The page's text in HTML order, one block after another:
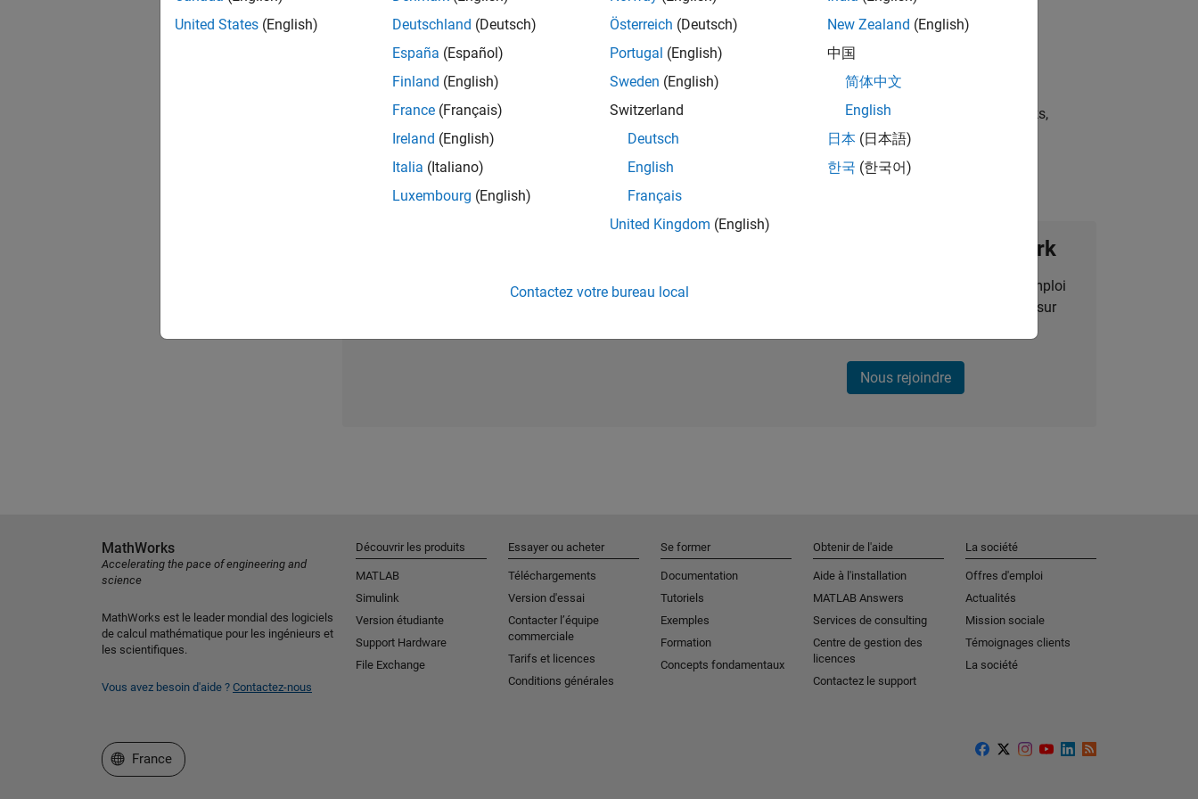
opportunités de votre région.
Senior Software Quality Engineer
Senior Software Quality Engineer
FR-Meudon| Ingénierie de la qualité | Expérimenté(e)
Leverage your C/C++ development skills to design and develop test strategies, scalable test frameworks,
automated test suites, Hands-on testing for Polyspace.
1
Rejoignez notre Talent Network
Recevez des alertes pour des opportunités d'emploi
personnalisées, des articles et des actualités sur
Nous rejoindre
United States (English)
Deutschland (Deutsch)
España (Español)
Finland (English)
France (Français)
Ireland (English)
Italia (Italiano)
Luxembourg (English)
Österreich (Deutsch)
Portugal (English)
Sweden (English)
Switzerland
Deutsch
English
Français
United Kingdom (English)
New Zealand (English)
中国
简体中文
English
日本 (日本語)
한국 (한국어)
Contactez votre bureau local
MathWorks
Accelerating the pace of engineering and
science
MathWorks est le leader mondial des logiciels
de calcul mathématique pour les ingénieurs et
les scientifiques.
Vous avez besoin d'aide ? Contactez-nous
Découvrir les produits
MATLAB
Simulink
Version étudiante
Support Hardware
File Exchange
Essayer ou acheter
Téléchargements
Version d'essai
Contacter l’équipe
commerciale
Tarifs et licences
Conditions générales
Se former
Documentation
Tutoriels
Exemples
Formation
Concepts fondamentaux
Obtenir de l'aide
Aide à l'installation
MATLAB Answers
Services de consulting
Centre de gestion des
licences
Contactez le support
La société
Offres d'emploi
Actualités
Mission sociale
Témoignages clients
La société
Sélectionner un site web
France